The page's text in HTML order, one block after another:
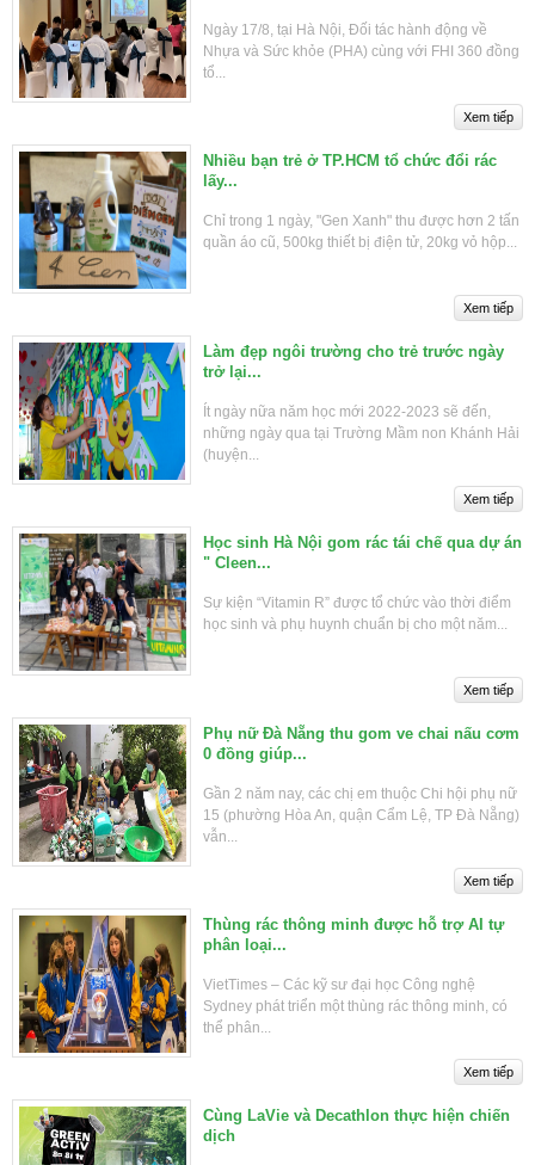
Ngày 17/8, tại Hà Nội, Đối tác hành động về
Nhựa và Sức khỏe (PHA) cùng với FHI 360 đồng
tổ...
Nhiều bạn trẻ ở TP.HCM tổ chức đổi rác
lấy...
Chỉ trong 1 ngày, "Gen Xanh" thu được hơn 2 tấn
quần áo cũ, 500kg thiết bị điện tử, 20kg vỏ hộp...
Làm đẹp ngôi trường cho trẻ trước ngày
trở lại...
Ít ngày nữa năm học mới 2022-2023 sẽ đến,
những ngày qua tại Trường Mầm non Khánh Hải
(huyện...
Học sinh Hà Nội gom rác tái chế qua dự án
" Cleen...
Sự kiện “Vitamin R” được tổ chức vào thời điểm
học sinh và phụ huynh chuẩn bị cho một năm...
Phụ nữ Đà Nẵng thu gom ve chai nấu cơm
0 đồng giúp...
Gần 2 năm nay, các chị em thuộc Chi hội phụ nữ
15 (phường Hòa An, quận Cẩm Lệ, TP Đà Nẵng)
vẫn...
Thùng rác thông minh được hỗ trợ AI tự
phân loại...
VietTimes – Các kỹ sư đại học Công nghệ
Sydney phát triển một thùng rác thông minh, có
thể phân...
Cùng LaVie và Decathlon thực hiện chiến
dịch